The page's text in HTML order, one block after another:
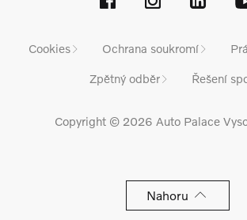
Cookies Ochrana soukromí
Zpětný odběr Řešení
Copyright © 2026 Auto Palace
Nahoru